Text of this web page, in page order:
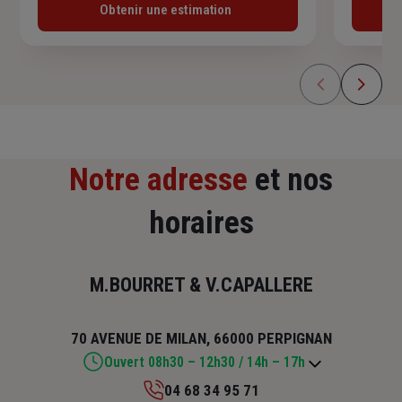
Obtenir une estimation
Notre adresse et nos
horaires
M.BOURRET & V.CAPALLERE
70 AVENUE DE MILAN, 66000 PERPIGNAN
Ouvert 08h30 – 12h30 / 14h – 17h
04 68 34 95 71